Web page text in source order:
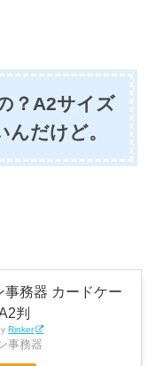
？A2サイズ
だけど。
事務器 カードケー
判
Rinker
事務器